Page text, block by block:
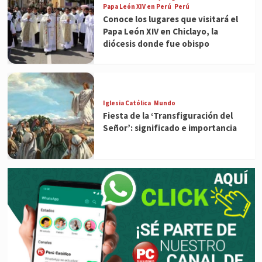
Papa León XIV en Perú Perú
Conoce los lugares que visitará el
Papa León XIV en Chiclayo, la
diócesis donde fue obispo
Iglesia Católica Mundo
Fiesta de la ‘Transfiguración del
Señor’: significado e importancia